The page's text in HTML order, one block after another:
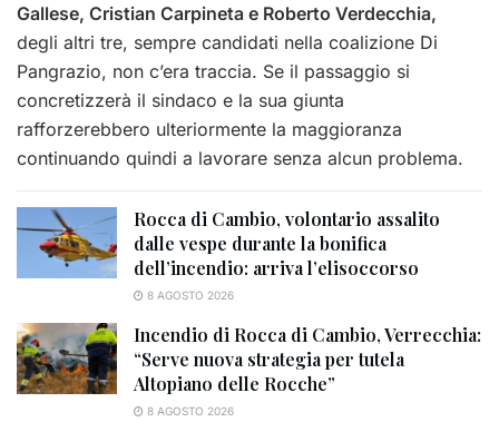
Gallese, Cristian Carpineta e Roberto Verdecchia,
degli altri tre, sempre candidati nella coalizione Di
Pangrazio, non c’era traccia. Se il passaggio si
concretizzerà il sindaco e la sua giunta
rafforzerebbero ulteriormente la maggioranza
continuando quindi a lavorare senza alcun problema.
Rocca di Cambio, volontario assalito
dalle vespe durante la bonifica
dell’incendio: arriva l’elisoccorso
8 AGOSTO 2026
Incendio di Rocca di Cambio, Verrecchia:
“Serve nuova strategia per tutela
Altopiano delle Rocche”
8 AGOSTO 2026